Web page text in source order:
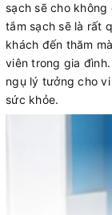
sạch sẽ cho
tắm sạch sẽ là rất
khách đến thăm
viên trong gia
ngụ lý tưởng cho
sức khỏe.